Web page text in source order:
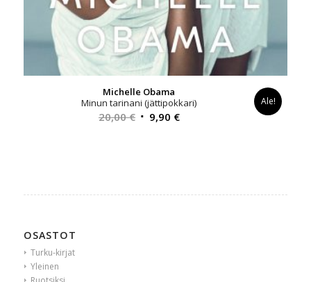
Michelle Obama
Minun tarinani (jättipokkari)
20,00€ Alkuperäinen
9,90 €Nykyinen
Ale!
OSASTOT
Turku-kirjat
Yleinen